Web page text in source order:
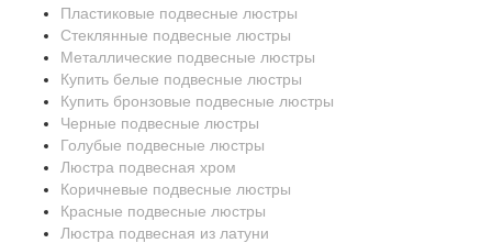
Пластиковые подвесные люстры
Стеклянные подвесные люстры
Металлические подвесные люстры
Купить белые подвесные люстры
Купить бронзовые подвесные люстры
Черные подвесные люстры
Голубые подвесные люстры
Люстра подвесная хром
Коричневые подвесные люстры
Красные подвесные люстры
Люстра подвесная из латуни